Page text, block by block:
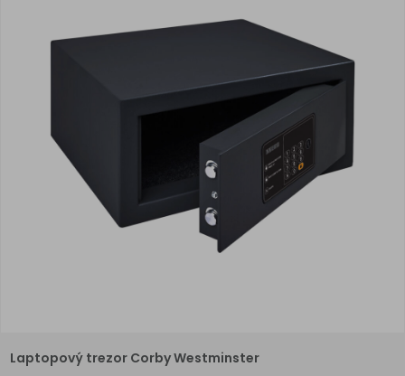
Laptopový trezor Corby Westminster